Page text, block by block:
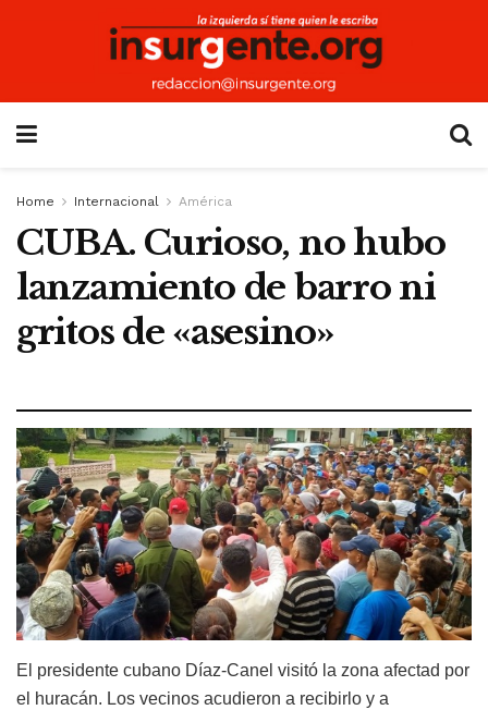
Home Internacional América
CUBA. Curioso, no hubo
lanzamiento de barro ni
gritos de «asesino»
El presidente cubano Díaz-Canel visitó la zona afectad por
el huracán. Los vecinos acudieron a recibirlo y a